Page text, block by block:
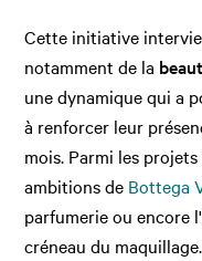
Cette initiative
notamment de la
une dynamique qui a
à renforcer leur
mois. Parmi les
ambitions de Bottega
parfumerie ou encore
créneau du